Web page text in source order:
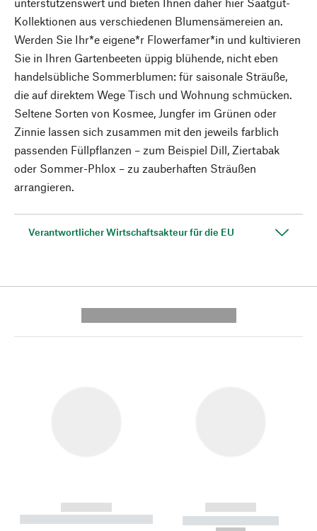
Kollektionen aus verschiedenen Blumensämereien an.
Werden Sie Ihr*e eigene*r Flowerfamer*in und kultivieren
Sie in Ihren Gartenbeeten üppig blühende, nicht eben
handelsübliche Sommerblumen: für saisonale Sträuße,
die auf direktem Wege Tisch und Wohnung schmücken.
Seltene Sorten von Kosmee, Jungfer im Grünen oder
Zinnie lassen sich zusammen mit den jeweils farblich
passenden Füllpflanzen – zum Beispiel Dill, Ziertabak
oder Sommer-Phlox – zu zauberhaften Sträußen
arrangieren.
Verantwortlicher Wirtschaftsakteur für die EU
------------
----------- ----------- --------
------------
----------- -----------